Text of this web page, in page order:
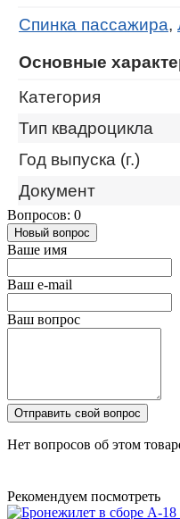
Спинка пассажира,
Основные
Категория
Тип квадроцикла
Год выпуска (г.)
Документ
Вопросов: 0
Новый вопрос
Ваше имя
Ваш e-mail
Ваш вопрос
Отправить свой вопрос
Нет вопросов об этом
Рекомендуем посмотреть